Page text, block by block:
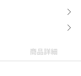
商品詳細